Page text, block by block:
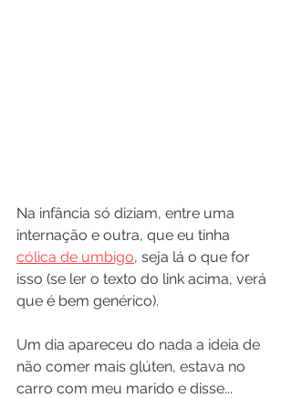
Na infância só diziam, entre uma
internação e outra, que eu tinha
cólica de umbigo, seja lá o que for
isso (se ler o texto do link acima, verá
que é bem genérico).
Um dia apareceu do nada a ideia de
não comer mais glúten, estava no
carro com meu marido e disse...